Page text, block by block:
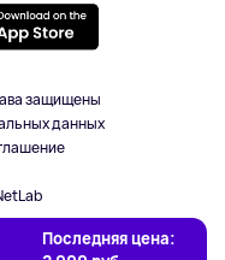
Последняя цена:
защищены
данных